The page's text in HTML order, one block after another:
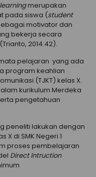
merupakan
pada siswa (student
motivator dan
bekerja secara
2014:42).
pelajaran yang ada
program keahlian
(TJKT) kelas X.
kurikulum Merdeka
pengetahuan
peneliti lakukan dengan
di SMK Negeri 1
proses pembelajaran
Direct Intruction